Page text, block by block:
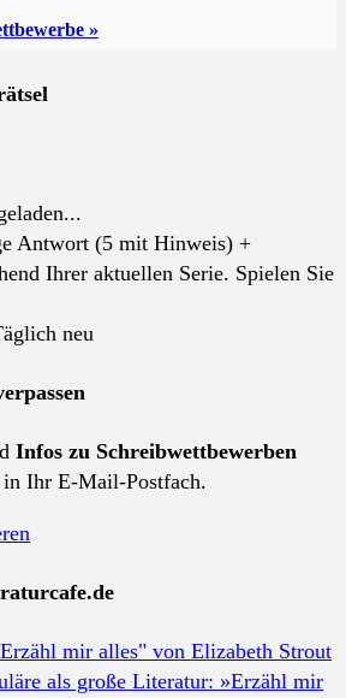
»
Antwort (5 mit Hinweis) +
Ihrer aktuellen Serie. Spielen Sie
neu
Infos zu Schreibwettbewerben
in Ihr E-Mail-Postfach.
als große Literatur: »Erzähl mir